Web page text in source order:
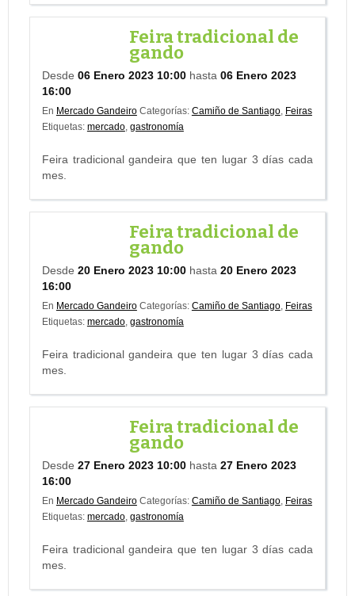
Feira tradicional de
gando
Desde 06 Enero 2023 10:00 hasta 06 Enero 2023
16:00
En Mercado Gandeiro Categorías: Camiño de Santiago, Feiras
Etiquetas: mercado, gastronomía
Feira tradicional gandeira que ten lugar 3 días cada
mes.
Feira tradicional de
gando
Desde 20 Enero 2023 10:00 hasta 20 Enero 2023
16:00
En Mercado Gandeiro Categorías: Camiño de Santiago, Feiras
Etiquetas: mercado, gastronomía
Feira tradicional gandeira que ten lugar 3 días cada
mes.
Feira tradicional de
gando
Desde 27 Enero 2023 10:00 hasta 27 Enero 2023
16:00
En Mercado Gandeiro Categorías: Camiño de Santiago, Feiras
Etiquetas: mercado, gastronomía
Feira tradicional gandeira que ten lugar 3 días cada
mes.